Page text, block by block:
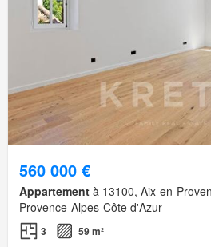
560 000 €
Appartement à 13100, Aix-en-
Provence-Alpes-Côte d'Azur
3 59 m²